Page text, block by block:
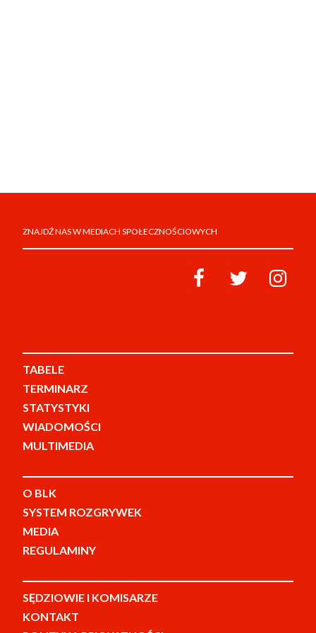
ZNAJDŹ NAS W MEDIACH SPOŁECZNOŚCIOWYCH
TABELE
TERMINARZ
STATYSTYKI
WIADOMOŚCI
MULTIMEDIA
O BLK
SYSTEM ROZGRYWEK
MEDIA
REGULAMINY
SĘDZIOWIE I KOMISARZE
KONTAKT